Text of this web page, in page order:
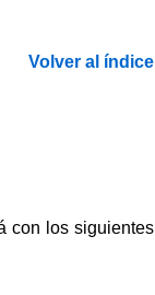
Volver al índice
con los siguientes